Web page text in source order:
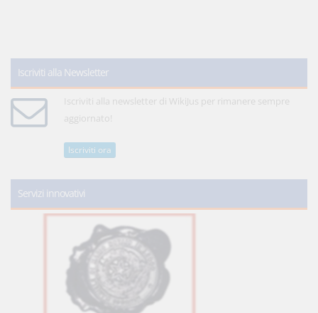
Iscriviti alla Newsletter
Iscriviti alla newsletter di WikiJus per rimanere sempre
aggiornato!
Iscriviti ora
Servizi innovativi